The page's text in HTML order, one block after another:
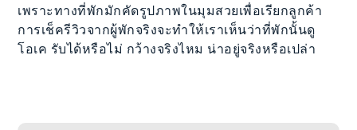
เพราะทางที่พักมักคัดรูปภาพในมุมสวยเพื่อเรียกลูกค้า
การเช็ครีวิวจากผู้พักจริงจะทำให้เราเห็นว่าที่พักนั้นดู
โอเค รับได้หรือไม่ กว้างจริงไหม น่าอยู่จริงหรือเปล่า